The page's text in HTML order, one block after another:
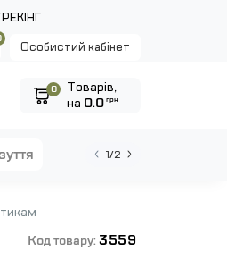
Особистий кабінет
0
Tоварів,
на 0.0грн
1/2
Код товару:3559